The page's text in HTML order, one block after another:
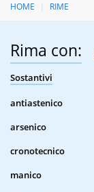
HOME RIME
Rima con:
Sostantivi
antiastenico
arsenico
cronotecnico
manico